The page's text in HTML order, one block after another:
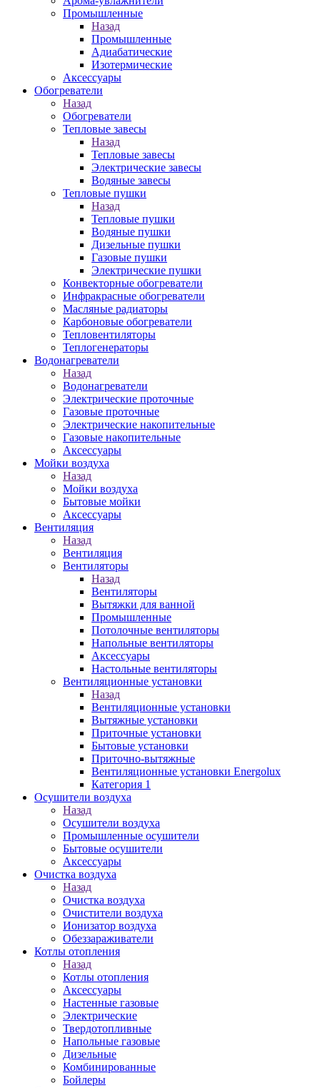
Промышленныe
Назад
Промышленныe
Адиабатические
Изотермические
Аксессуары
Обогреватели
Назад
Обогреватели
Тепловые завесы
Назад
Тепловые завесы
Электрические завесы
Водяные завесы
Тепловые пушки
Назад
Тепловые пушки
Водяные пушки
Дизельные пушки
Газовые пушки
Электрические пушки
Конвекторные обогреватели
Инфракрасные обогреватели
Масляные радиаторы
Карбоновые обогреватели
Тепловентиляторы
Теплогенераторы
Водонагреватели
Назад
Водонагреватели
Электрические проточные
Газовые проточные
Электрические накопительные
Газовые накопительные
Аксессуары
Мойки воздуха
Назад
Мойки воздуха
Бытовые мойки
Аксессуары
Вентиляция
Назад
Вентиляция
Вентиляторы
Назад
Вентиляторы
Вытяжки для ванной
Промышленные
Потолочные вентиляторы
Напольные вентиляторы
Аксессуары
Настольные вентиляторы
Вентиляционные установки
Назад
Вентиляционные установки
Вытяжные установки
Приточные установки
Бытовые установки
Приточно-вытяжные
Вентиляционные установки Energolux
Категория 1
Осушители воздуха
Назад
Осушители воздуха
Промышленные осушители
Бытовые осушители
Аксессуары
Очистка воздуха
Назад
Очистка воздуха
Очистители воздуха
Ионизатор воздуха
Обеззараживатели
Котлы отопления
Назад
Котлы отопления
Аксессуары
Настенные газовые
Электрические
Твердотопливные
Напольные газовые
Дизельные
Комбинированные
Бойлеры